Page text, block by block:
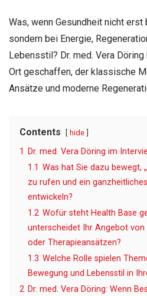
Was, wenn Gesundheit nicht
sondern bei Energie,
Lebensstil? Dr. med. Vera
Ort geschaffen, der klassische
Ansätze und moderne
Contents hide
1
Dr. med. Vera Döring im
1.1 Was hat Sie dazu bewegt,
zu rufen und ein
entwickeln?
1.2 Wofür steht Health Base
unterscheidet Ihr Angebot von
oder Therapieansätzen?
1.3 Welche Rolle spielen
Bewegung und Lebensstil in
2 Dr. med. Vera Döring: Wenn